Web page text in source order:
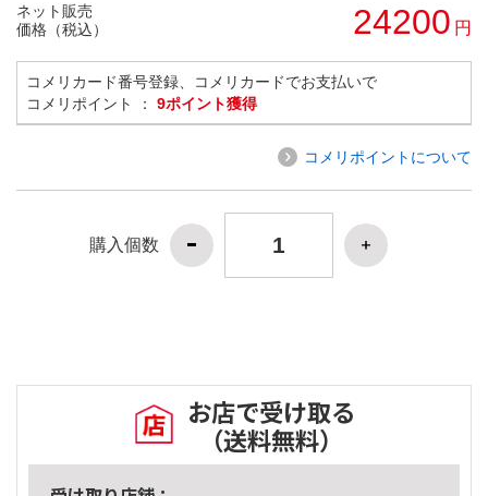
ネット販売
価格（税込）
24200 円
コメリカード番号登録、コメリカードでお支払いで
コメリポイント ： 9ポイント獲得
コメリポイントについて
購入個数
お店で受け取る
（送料無料）